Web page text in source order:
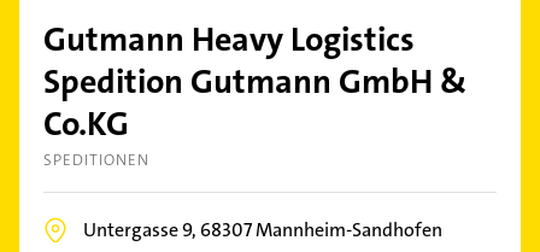
Gutmann Heavy Logistics
Spedition Gutmann GmbH &
Co.KG
SPEDITIONEN
Untergasse 9, 68307Mannheim-Sandhofen